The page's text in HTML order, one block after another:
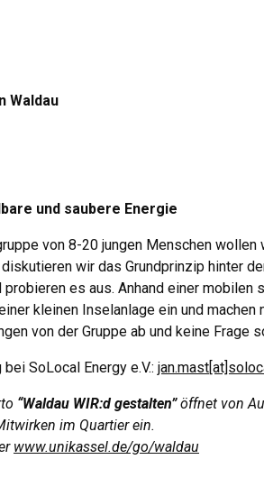
Waldau
und saubere Energie
von 8-20 jungen Menschen
wir das Grundprinzip hinter
probieren es aus. Anhand einer
kleinen Inselanlage ein und
von der Gruppe ab und keine Frage
SoLocal Energy e.V.:
“Waldau WIR:d gestalten”öffnet von
im Quartier ein.
www.unikassel.de/go/waldau